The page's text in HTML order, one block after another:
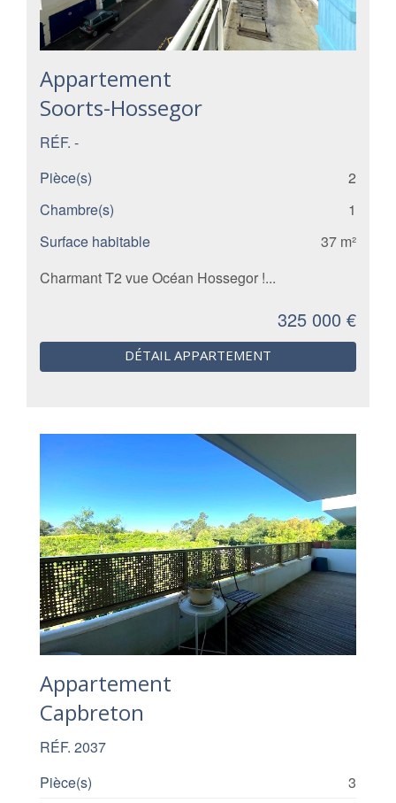
Appartement
Soorts-Hossegor
RÉF. -
Pièce(s)
2
Chambre(s)
1
Surface habitable
37 m²
Charmant T2 vue Océan Hossegor !...
325 000 €
DÉTAIL APPARTEMENT
Appartement
Capbreton
RÉF. 2037
Pièce(s)
3